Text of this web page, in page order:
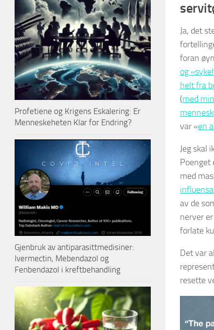
Ja, det
foran
og
helt fra
(med
var «en
Jeg skal
Poenget
med
av de
nerver
forlate
Det var
resette
Profetiene og Krigens Eskalering: Er
Menneskeheten Klar for Endring?
Gjenbruk av antiparasittmedisiner:
Ivermectin, Mebendazol og
Fenbendazol i kreftbehandling